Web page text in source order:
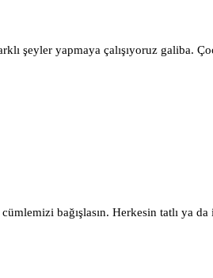
şeyler yapmaya çalışıyoruz galiba.
bağışlasın. Herkesin tatlı ya